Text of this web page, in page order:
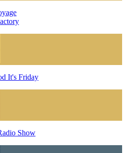
It's Friday
Show